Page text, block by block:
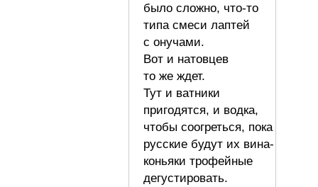
было сложно, что-то
типа смеси лаптей
с онучами.
Вот и натовцев
то же ждет.
Тут и ватники
пригодятся, и водка,
чтобы соогреться, пока
русские будут их вина-
коньяки трофейные
дегустировать.